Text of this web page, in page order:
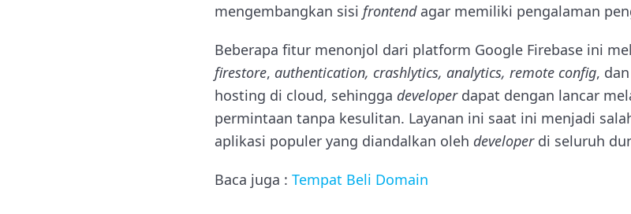
mengembangkan sisi frontend agar memiliki pengalaman
Beberapa fitur menonjol dari platform Google Firebase ini
firestore, authentication, crashlytics, analytics, remote config, dan
hosting di cloud, sehingga developer dapat dengan lancar
permintaan tanpa kesulitan. Layanan ini saat ini menjadi
aplikasi populer yang diandalkan oleh developer di seluruh
Baca juga : Tempat Beli Domain